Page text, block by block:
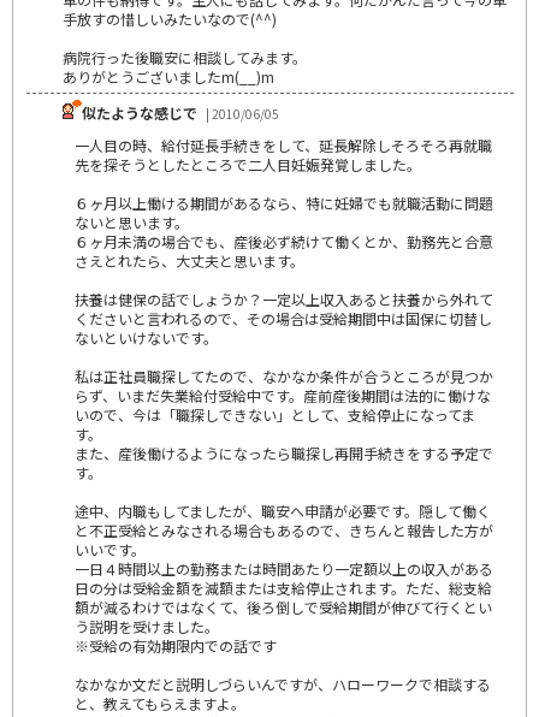
手放すの惜しいみたいなので(^^)
病院行った後職安に相談してみます。
ありがとうございましたm(__)m
似たような感じで | 2010/06/05
一人目の時、給付延長手続きをして、延長解除しそろそろ再就職
先を探そうとしたところで二人目妊娠発覚しました。
６ヶ月以上働ける期間があるなら、特に妊婦でも就職活動に問題
ないと思います。
６ヶ月未満の場合でも、産後必ず続けて働くとか、勤務先と合意
さえとれたら、大丈夫と思います。
扶養は健保の話でしょうか？一定以上収入あると扶養から外れて
くださいと言われるので、その場合は受給期間中は国保に切替し
ないといけないです。
私は正社員職探してたので、なかなか条件が合うところが見つか
らず、いまだ失業給付受給中です。産前産後期間は法的に働けな
いので、今は「職探しできない」として、支給停止になってま
す。
また、産後働けるようになったら職探し再開手続きをする予定で
す。
途中、内職もしてましたが、職安へ申請が必要です。隠して働く
と不正受給とみなされる場合もあるので、きちんと報告した方が
いいです。
一日４時間以上の勤務または時間あたり一定額以上の収入がある
日の分は受給金額を減額または支給停止されます。ただ、総支給
額が減るわけではなくて、後ろ倒しで受給期間が伸びて行くとい
う説明を受けました。
※受給の有効期限内での話です
なかなか文だと説明しづらいんですが、ハローワークで相談する
と、教えてもらえますよ。